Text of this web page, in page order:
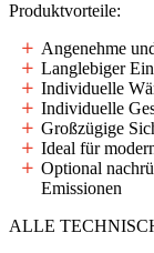
Produktvorteile:
Angenehme
Langlebiger
Individuelle
Individuelle
Großzügige
Ideal für
Optional
Emissionen
ALLE